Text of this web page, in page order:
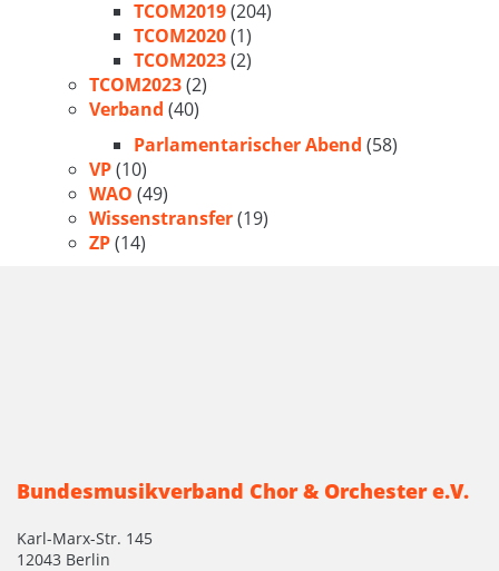
TCOM2019(204)
TCOM2020(1)
TCOM2023(2)
TCOM2023(2)
Verband (40)
Parlamentarischer Abend (58)
VP(10)
WAO (49)
Wissenstransfer(19)
ZP(14)
Bundesmusikverband Chor & Orchester e.V.
Karl-Marx-Str. 145
12043 Berlin